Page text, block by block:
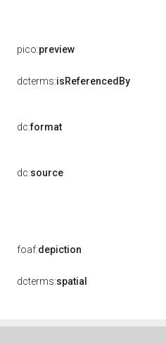
pico:preview
dcterms:isReferencedBy
dc:format
dc:source
foaf:depiction
dcterms:spatial